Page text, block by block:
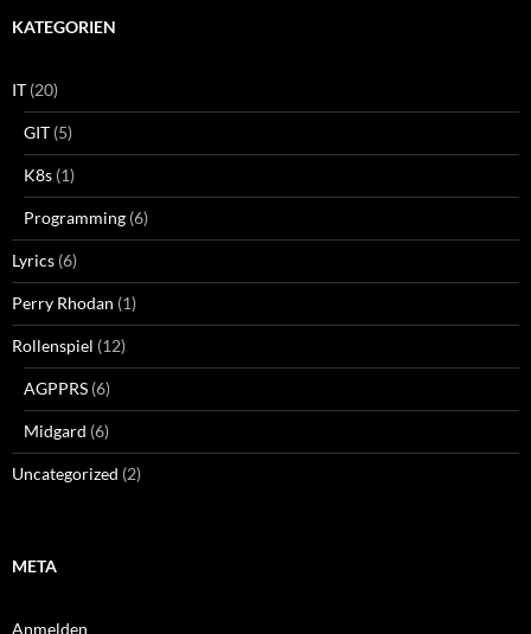
KATEGORIEN
IT (20)
GIT (5)
K8s (1)
Programming (6)
Lyrics (6)
Perry Rhodan (1)
Rollenspiel (12)
AGPPRS (6)
Midgard (6)
Uncategorized (2)
META
Anmelden